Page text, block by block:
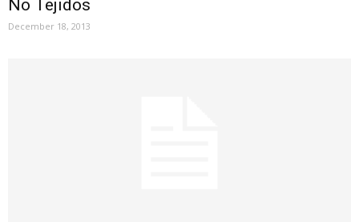
No Tejidos
December 18, 2013